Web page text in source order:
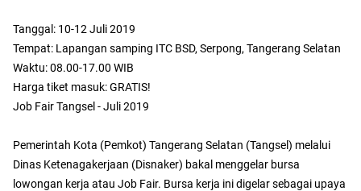
Tanggal: 10-12 Juli 2019
Tempat: Lapangan samping ITC BSD, Serpong, Tangerang Selatan
Waktu: 08.00-17.00 WIB
Harga tiket masuk: GRATIS!
Job Fair Tangsel - Juli 2019
Pemerintah Kota (Pemkot) Tangerang Selatan (Tangsel) melalui
Dinas Ketenagakerjaan (Disnaker) bakal menggelar bursa
lowongan kerja atau Job Fair. Bursa kerja ini digelar sebagai upaya